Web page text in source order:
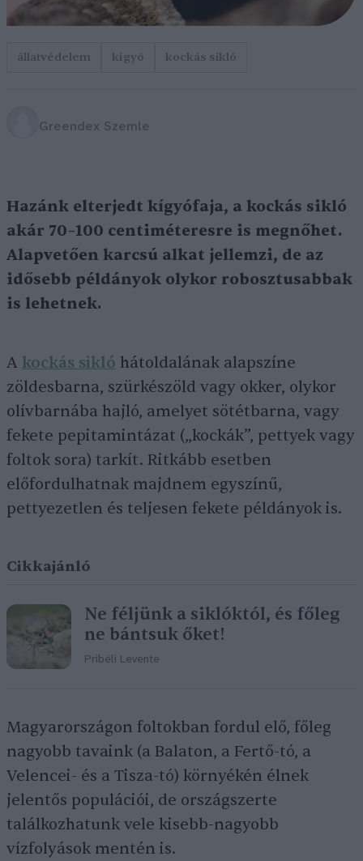
állatvédelem kígyó kockás sikló
Greendex Szemle
Hazánk elterjedt kígyófaja, a kockás sikló
akár 70–100 centiméteresre is megnőhet.
Alapvetően karcsú alkat jellemzi, de az
idősebb példányok olykor robosztusabbak
is lehetnek.
A kockás sikló hátoldalának alapszíne
zöldesbarna, szürkészöld vagy okker, olykor
olívbarnába hajló, amelyet sötétbarna, vagy
fekete pepitamintázat („kockák”, pettyek vagy
foltok sora) tarkít. Ritkább esetben
előfordulhatnak majdnem egyszínű,
pettyezetlen és teljesen fekete példányok is.
Cikkajánló
Ne féljünk a siklóktól, és főleg
ne bántsuk őket!
Pribéli Levente
Magyarországon foltokban fordul elő, főleg
nagyobb tavaink (a Balaton, a Fertő-tó, a
Velencei- és a Tisza-tó) környékén élnek
jelentős populációi, de országszerte
találkozhatunk vele kisebb-nagyobb
vízfolyások mentén is.